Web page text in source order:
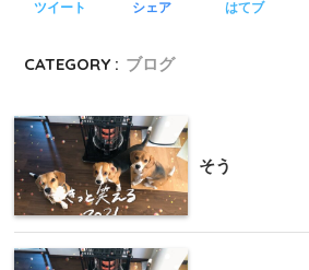
ツイート シェア はてブ
CATEGORY : ブログ
そう